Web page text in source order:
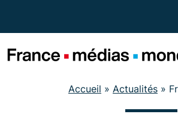
Accueil » Actualités »